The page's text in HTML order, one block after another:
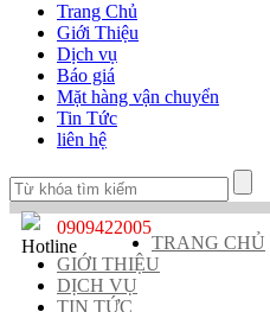
Trang Chủ
Giới Thiệu
Dịch vụ
Báo giá
Mặt hàng vận chuyển
Tin Tức
liên hệ
0909422005
TRANG CHỦ
GIỚI THIỆU
DỊCH VỤ
TIN TỨC